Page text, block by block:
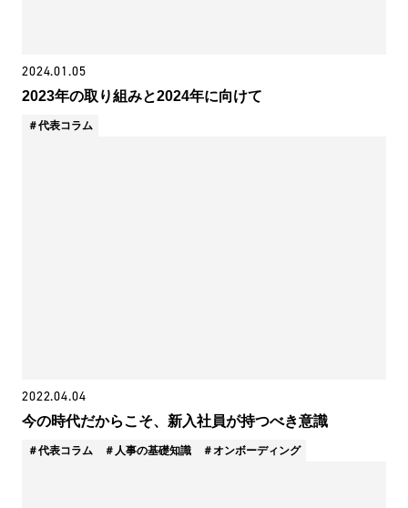
2024.01.05
2023年の取り組みと2024年に向けて
代表コラム
2022.04.04
今の時代だからこそ、新入社員が持つべき意識
代表コラム 人事の基礎知識 オンボーディング